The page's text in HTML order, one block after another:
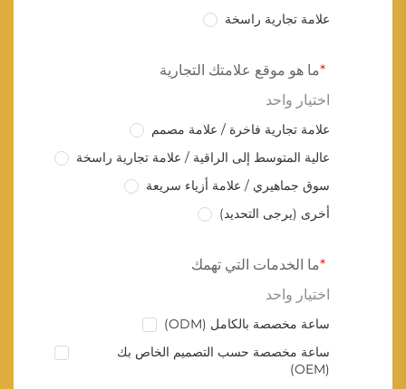
علامة تجارية راسخة
ما هو موقع علامتك التجارية
اختيار واحد
علامة تجارية فاخرة / علامة مصمم
عالية المتوسط إلى الراقية / علامة تجارية راسخة
سوق جماهيري / علامة أزياء سريعة
أخرى (يرجى التحديد)
ما الخدمات التي تهمك
اختيار واحد
ساعة مخصصة بالكامل (ODM)
ساعة مخصصة حسب التصميم الخاص بك
(OEM)